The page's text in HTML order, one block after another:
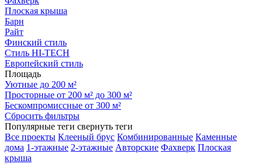
Плоская крыша
Барн
Райт
Финский стиль
Стиль HI-TECH
Европейский стиль
Площадь
Уютные до 200 м²
Просторные от 200 м² до 300 м²
Бескомпромиссные от 300 м²
Сбросить фильтры
Популярные теги свернуть теги
Все проекты Клееный брус Комбинированные Каменные
дома 1-этажные 2-этажные Авторские Фахверк Плоская
крыша